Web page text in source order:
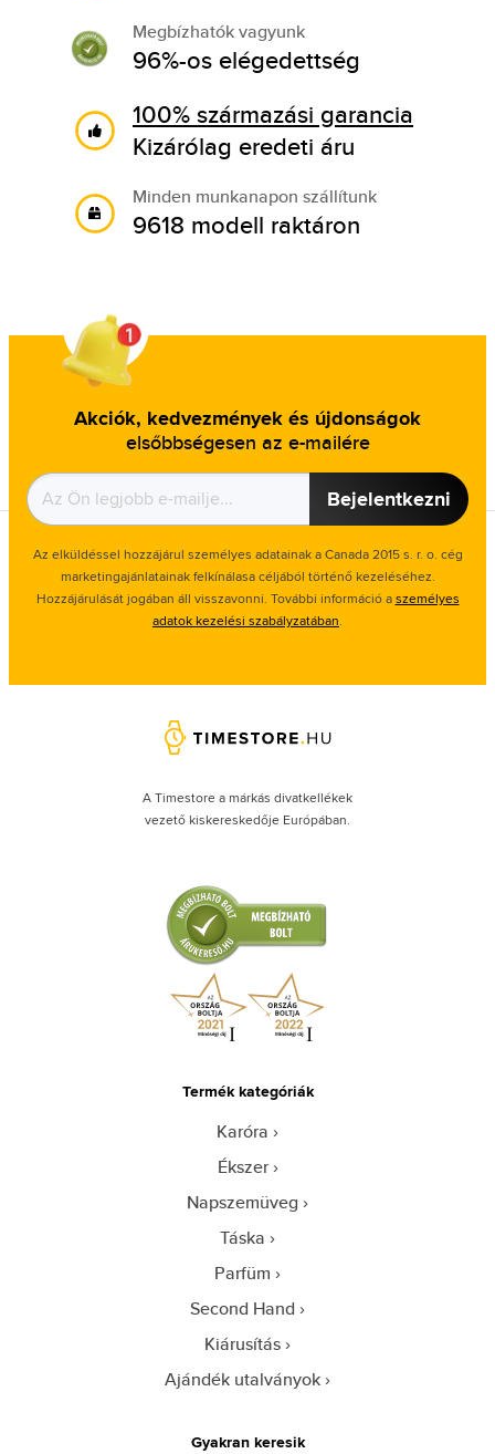
Megbízhatók vagyunk
96%-os elégedettség
100% származási garancia
Kizárólag eredeti áru
Minden munkanapon szállítunk
9618 modell raktáron
Akciók, kedvezmények és újdonságok
elsőbbségesen az e-mailére
Bejelentkezni
Az elküldéssel hozzájárul személyes adatainak a Canada 2015 s. r. o. cég
marketingajánlatainak felkínálasa céljából történő kezeléséhez.
Hozzájárulását jogában áll visszavonni. További információ aszemélyes
adatok kezelési szabályzatában.
A Timestore a márkás divatkellékek
vezető kiskereskedője Európában.
Termék kategóriák
Karóra
Ékszer
Napszemüveg
Táska
Parfüm
Second Hand
Kiárusítás
Ajándék utalványok
Gyakran keresik